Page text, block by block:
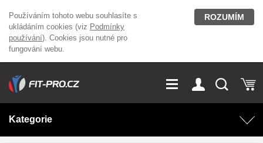
Používáním tohoto webu souhlasíte s
ukládáním cookies (viz Podmínky
používání). Cookies jsou nutné pro
fungování webu.
ROZUMÍM
GDPR
Přihlášení
Kategorie